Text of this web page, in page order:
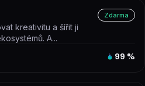
Zdarma
kreativitu a šířit ji
A...
99 %